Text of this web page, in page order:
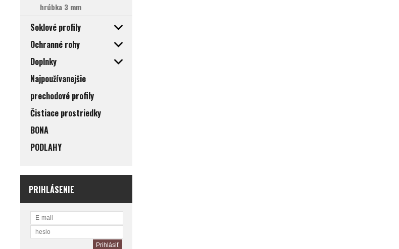
hrúbka 3 mm
Soklové profily
Ochranné rohy
Doplnky
Najpoužívanejšie
prechodové profily
Čistiace prostriedky
BONA
PODLAHY
PRIHLÁSENIE